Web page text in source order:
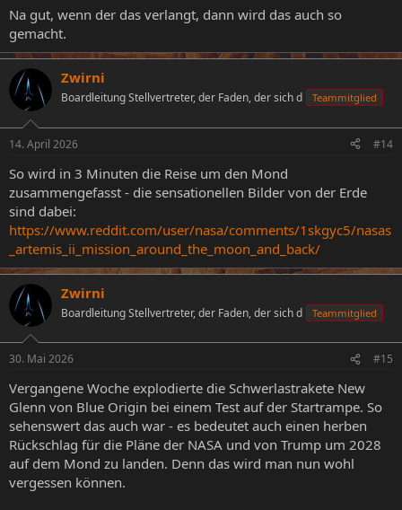
Na gut, wenn der das verlangt, dann wird das auch so
gemacht.
Zwirni
Boardleitung Stellvertreter, der Faden, der sich d Teammitglied
14. April 2026 #14
So wird in 3 Minuten die Reise um den Mond
zusammengefasst - die sensationellen Bilder von der Erde
sind dabei:
https://www.reddit.com/user/nasa/comments/1skgyc5/nasas
_artemis_ii_mission_around_the_moon_and_back/
Zwirni
Boardleitung Stellvertreter, der Faden, der sich d Teammitglied
30. Mai 2026 #15
Vergangene Woche explodierte die Schwerlastrakete New
Glenn von Blue Origin bei einem Test auf der Startrampe. So
sehenswert das auch war - es bedeutet auch einen herben
Rückschlag für die Pläne der NASA und von Trump um 2028
auf dem Mond zu landen. Denn das wird man nun wohl
vergessen können.